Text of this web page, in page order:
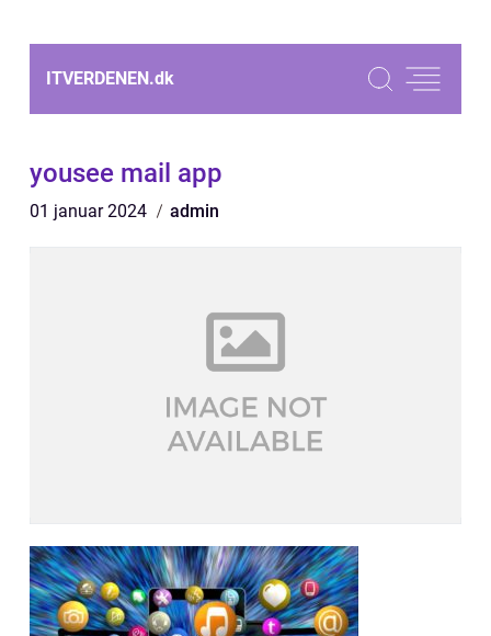
ITVERDENEN.dk
yousee mail app
01 januar 2024 admin